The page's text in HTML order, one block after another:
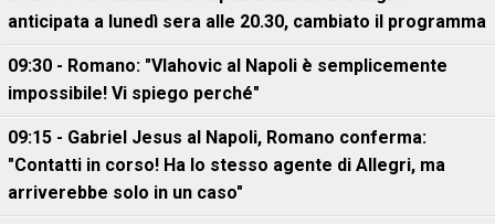
anticipata a lunedì sera alle 20.30, cambiato il programma
09:30 - Romano: "Vlahovic al Napoli è semplicemente
impossibile! Vi spiego perché"
09:15 - Gabriel Jesus al Napoli, Romano conferma:
"Contatti in corso! Ha lo stesso agente di Allegri, ma
arriverebbe solo in un caso"